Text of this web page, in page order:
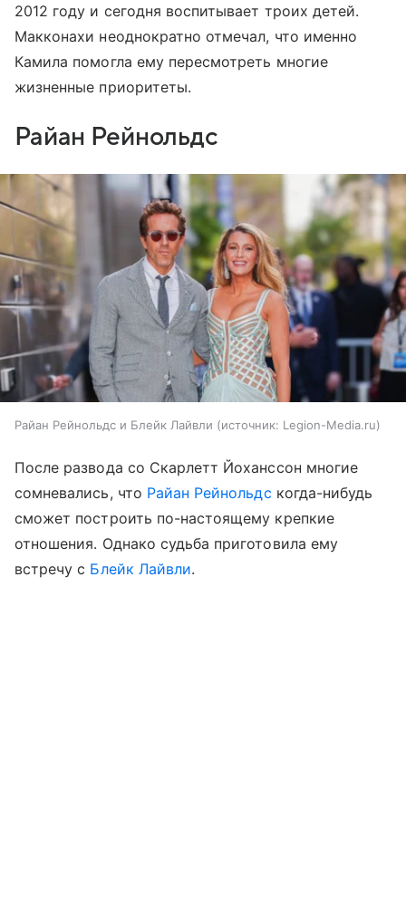
2012 году и сегодня воспитывает троих детей.
Макконахи неоднократно отмечал, что именно
Камила помогла ему пересмотреть многие
жизненные приоритеты.
Райан Рейнольдс
Райан Рейнольдс и Блейк Лайвли источник: Legion-Media.ru
После развода со Скарлетт Йоханссон многие
сомневались, что Райан Рейнольдс когда-нибудь
сможет построить по-настоящему крепкие
отношения. Однако судьба приготовила ему
встречу с Блейк Лайвли.